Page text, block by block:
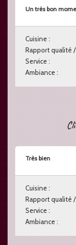
Un très bon
Cuisine :
Rapport qualité /
Service :
Ambiance :
Très bien
Cuisine :
Rapport qualité /
Service :
Ambiance :